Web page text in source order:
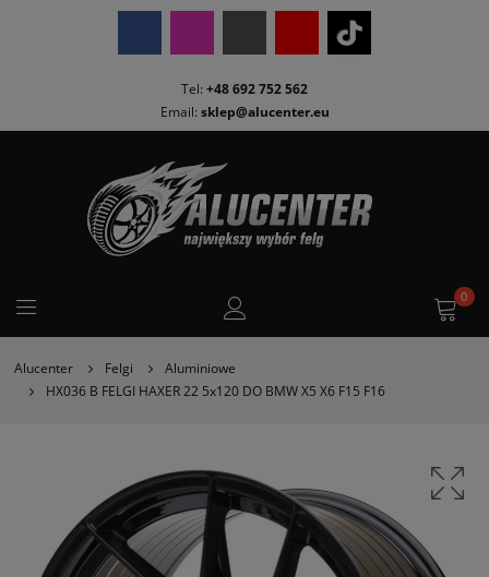
Tel: +48 692 752 562
Email: sklep@alucenter.eu
0
Alucenter Felgi
Aluminiowe
HX036 B FELGI HAXER 22 5x120 DO BMW X5 X6 F15 F16